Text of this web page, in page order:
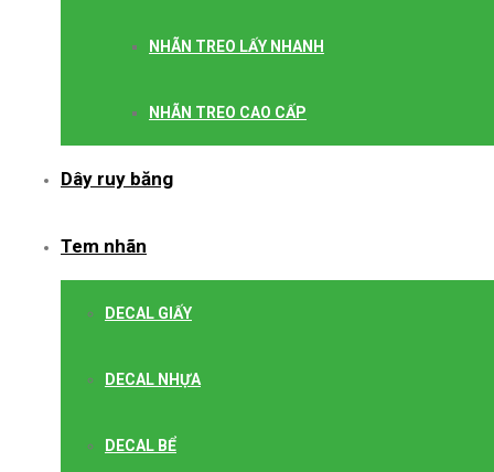
NHÃN TREO LẤY NHANH
NHÃN TREO CAO CẤP
Dây ruy băng
Tem nhãn
DECAL GIẤY
DECAL NHỰA
DECAL BỂ